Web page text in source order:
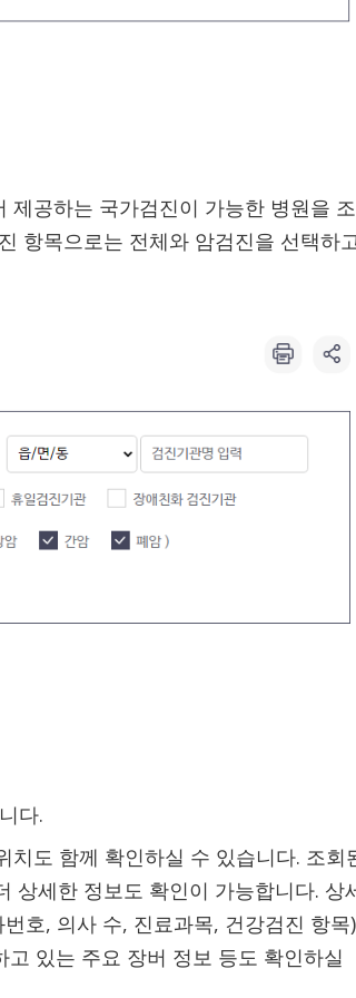
제공하는 국가검진이 가능한 병원을 조
항목으로는 전체와 암검진을 선택하
다.
치도 함께 확인하실 수 있습니다. 조회
상세한 정보도 확인이 가능합니다. 상
호, 의사 수, 진료과목, 건강검진 항목)
있는 주요 장버 정보 등도 확인하실